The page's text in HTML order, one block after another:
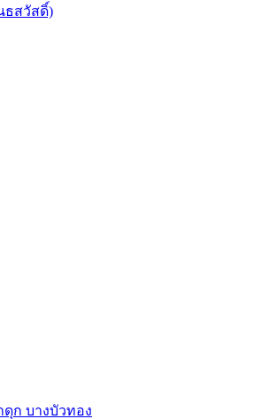
ธสวัสดิ์)
ก บางบัวทอง